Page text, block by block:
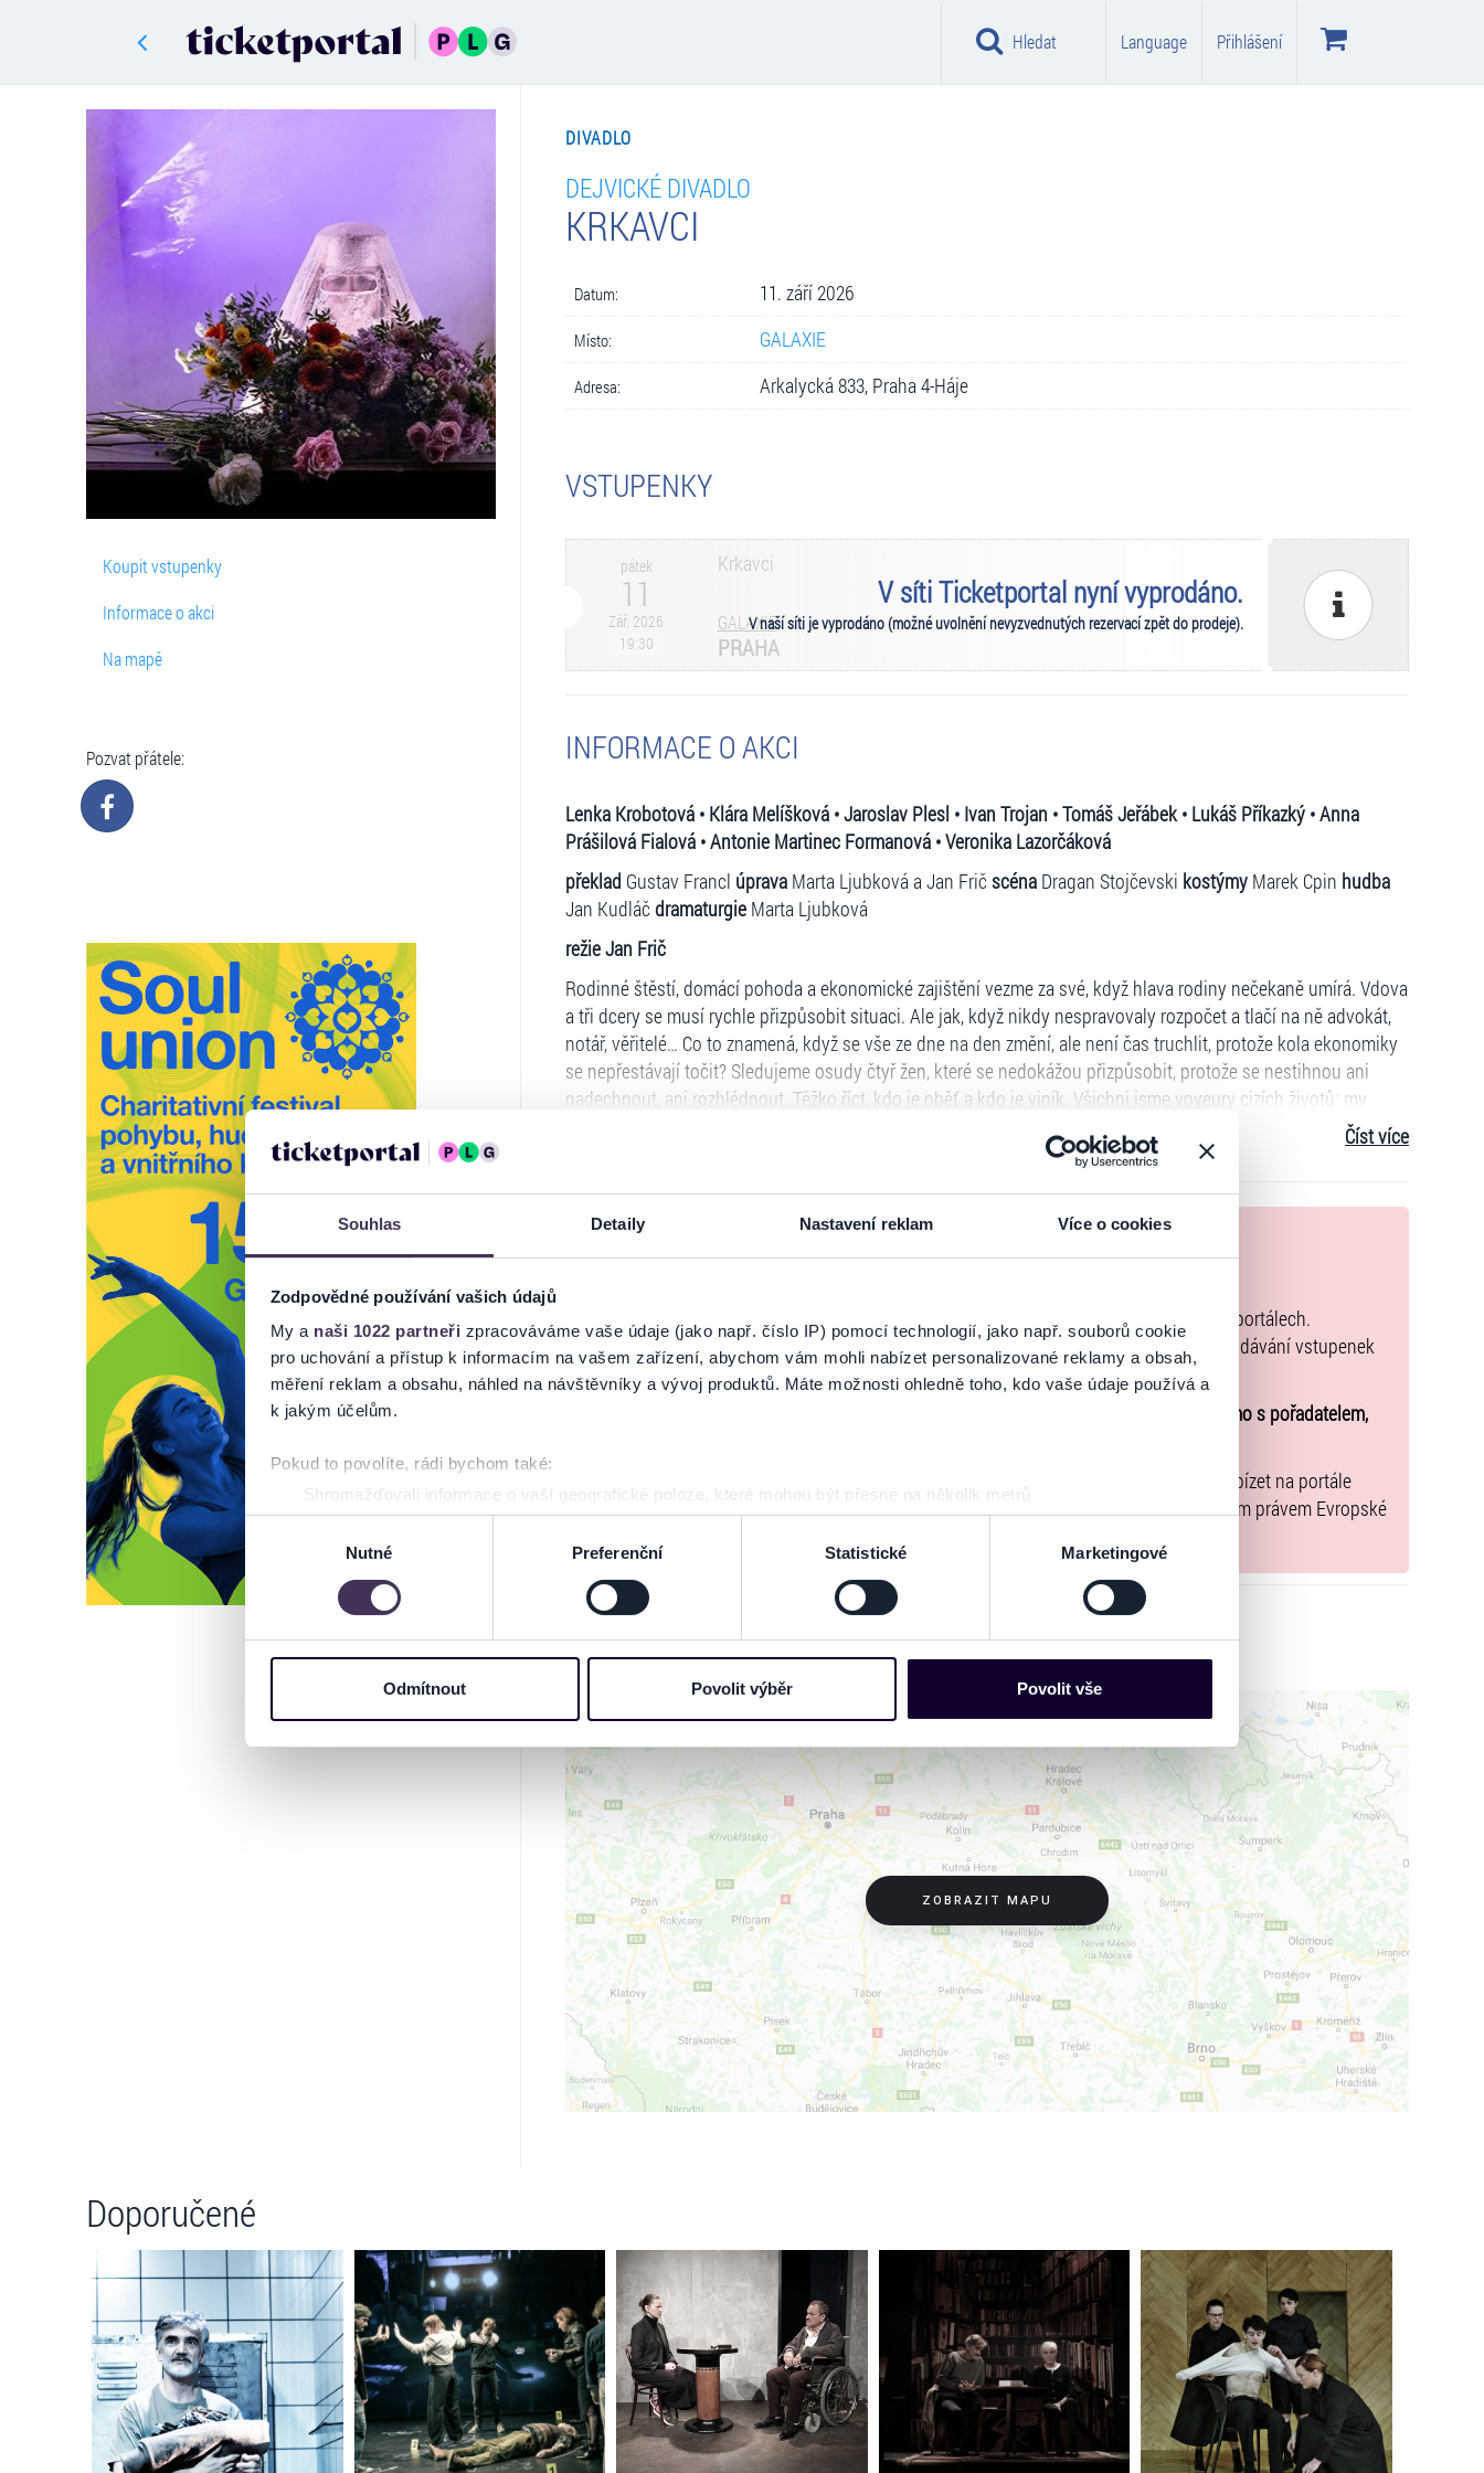
Souhlas Detaily Nastavení reklam Více o cookies
Zodpovědné používání vašich údajů
My a naši 1022 partneři zpracováváme vaše údaje (jako např. číslo IP) pomocí technologií, jako např. souborů cookie
pro uchování a přístup k informacím na vašem zařízení, abychom vám mohli nabízet personalizované reklamy a obsah,
měření reklam a obsahu, náhled na návštěvníky a vývoj produktů. Máte možnosti ohledně toho, kdo vaše údaje používá a
k jakým účelům.
Pokud to povolíte, rádi bychom také:
Shromažďovali informace o vaší geografické poloze, které mohou být přesné na několik metrů
Identifikovali vaše zařízení pomocí aktivního skenování pro konkrétní charakteristiky (otisk prstu)
Zjistěte více o tom, jak zpracováváme vaše osobní údaje, a nastavte si předvolby v
části s podrobnostmi. Svůj souhlas
můžete kdykoliv změnit nebo odvolat v části Prohlášení o souborech cookie.
informace o vašem zařízení nebo vaší aktivitě na našich webových stránkách. Tyto informace mohou představovat
osobní údaje. Získané informace používáme např. k analýze návštěvnosti webu nebo k personalizaci obsahu a reklam.
Jaké typy cookies používáme, naleznete níže. Možnosti zpracování upravíte zaškrtnutím příslušné varianty. Svoji volbu
můžete kdykoliv změnit v zápatí stránky v záložce „Cookies a jejich nastavení“.
Výběr
souhlasu
Nutné Preferenční Statistické Marketingové
Odmítnout Povolit výběr Povolit vše
Hledat Language Přihlášení
Koupit vstupenky
Informace o akci
Na mapě
Pozvat přátele:
DIVADLO
DEJVICKÉ DIVADLO
KRKAVCI
Datum: 11. září 2026
Místo: GALAXIE
Adresa: Arkalycká 833, Praha 4-Háje
VSTUPENKY
pátek
11
Zář. 2026
19:30
V síti Ticketportal nyní vyprodáno.
V naší síti je vyprodáno (možné uvolnění nevyzvednutých rezervací zpět do prodeje).
Krkavci
GALAXIE
PRAHA
INFORMACE O AKCI
Lenka Krobotová • Klára Melíšková • Jaroslav Plesl • Ivan Trojan • Tomáš Jeřábek • Lukáš Příkazký • Anna
Prášilová Fialová • Antonie Martinec Formanová • Veronika Lazorčáková
překlad Gustav Francl úpravaMarta Ljubková a Jan FričscénaDragan Stojčevski kostýmyMarek Cpin hudba
Jan KudláčdramaturgieMarta Ljubková
režie Jan Frič
Rodinné štěstí, domácí pohoda a ekonomické zajištění vezme za své, když hlava rodiny nečekaně umírá. Vdova
a tři dcery se musí rychle přizpůsobit situaci. Ale jak, když nikdy nespravovaly rozpočet a tlačí na ně advokát,
notář, věřitelé… Co to znamená, když se vše ze dne na den změní, ale není čas truchlit, protože kola ekonomiky
se nepřestávají točit? Sledujeme osudy čtyř žen, které se nedokážou přizpůsobit, protože se nestihnou ani
nadechnout, ani rozhlédnout. Těžko říct, kdo je oběť a kdo je viník. Všichni jsme voyeury cizích životů: my
Číst více
Ticketportal je zárukou pravosti vstupenek
Ticketportal nemůže zaručit pravost vstupenek zakoupených na přeprodejních portálech.
Ticketportal s těmito společnostmi nemá nic společného a tento způsob přeprodávání vstupenek
nepodporuje.
Smlouvu o účasti na akci uzavíráte přímo s pořadatelem,
Pořadatel se ve smyslu čl. 30 odst. 1 písm. e) nařízení EU 2022/2065 zavázal nabízet na portále
www.ticketportal.cz pouze výrobky nebo služby, jež jsou v souladu s použitelným právem Evropské
NA MAPĚ
ZOBRAZIT MAPU
Doporučené